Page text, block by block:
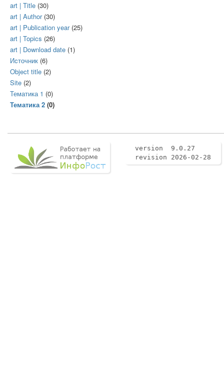
art | Title (30)
art | Author(30)
art | Publication year(25)
art | Topics (26)
art | Download date (1)
Иcточник (6)
Object title (2)
Site (2)
Тематика 1 (0)
Тематика 2 (0)
version 9.0.27
revision 2026-02-28